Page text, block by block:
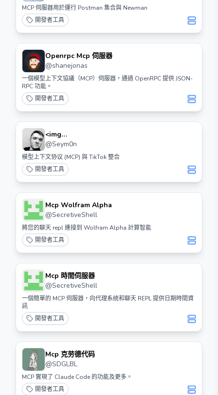
MCP 伺服器用於運行 Postman 集合與 Newman
開發者工具
Openrpc Mcp 伺服器
@shanejonas
一個模型上下文協議（MCP）伺服器，通過 OpenRPC 提供 JSON-
RPC 功能。
開發者工具
<img
Src="https://cdn.worldvectorlogo.com/logos/tiktok
Icon 2.svg" Height="32"> Tiktok Mcp
@Seym0n
模型上下文协议 (MCP) 與 TikTok 整合
開發者工具
Mcp Wolfram Alpha
@SecretiveShell
將您的聊天 repl 連接到 Wolfram Alpha 計算智能
開發者工具
Mcp 時間伺服器
@SecretiveShell
一個簡單的 MCP 伺服器，向代理系統和聊天 REPL 提供日期時間資
訊
開發者工具
Mcp 克劳德代码
@SDGLBL
MCP 實現了 Claude Code 的功能及更多。
開發者工具